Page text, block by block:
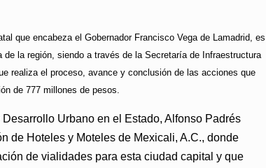
que encabeza el Gobernador Francisco Vega de Lamadrid, es
la región, siendo a través de la Secretaría de Infraestructura
realiza el proceso, avance y conclusión de las acciones que
de 777 millones de pesos.
Urbano en el Estado, Alfonso Padrés
de Hoteles y Moteles de Mexicali, A.C., donde
de vialidades para esta ciudad capital y que